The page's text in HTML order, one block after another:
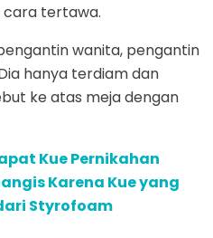
cara tertawa.
wanita, pengantin
hanya terdiam dan
ke atas meja dengan
Kue Pernikahan
Karena Kue yang
Styrofoam